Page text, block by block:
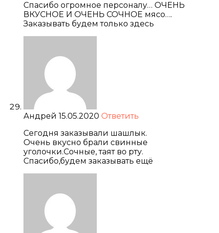
Спасибо огромное персоналу… ОЧЕНЬ
ВКУСНОЕ И ОЧЕНЬ СОЧНОЕ мясо….
Заказывать будем только здесь
Андрей 15.05.2020 Ответить
Сегодня заказывали шашлык.
Очень вкусно брали свинные
уголочки.Сочные, таят во рту.
Спасибо,будем заказывать ещё